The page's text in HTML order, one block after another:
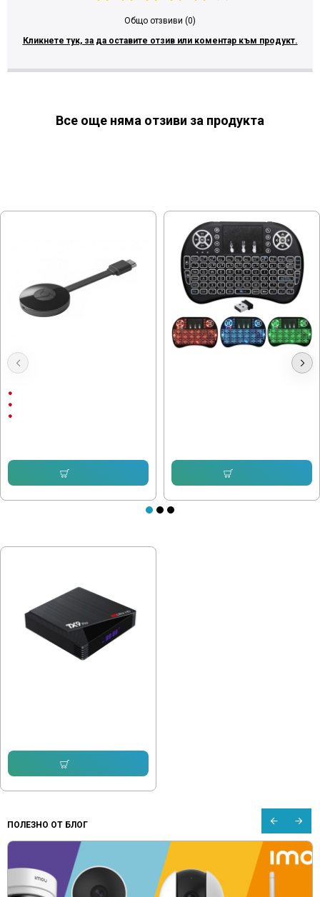
Общо отзвиви (0)
Кликнете тук, за да оставите отзив или коментар към продукт.
Все още няма отзиви за продукта
Google Chromecast Streaming
БЕЗЖИЧНА МИНИ КЛАВИАТУРА
ПОЛЕЗНО ОТ БЛОГ